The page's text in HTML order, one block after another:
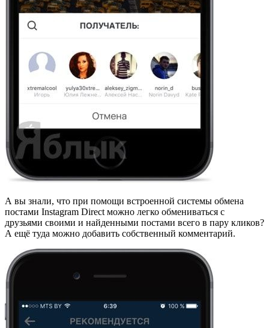
А вы знали, что при помощи встроенной системы обмена
постами Instagram Direct можно легко обмениваться с
друзьями своими и найденными постами всего в пару кликов?
А ещё туда можно добавить собственный комментарий.